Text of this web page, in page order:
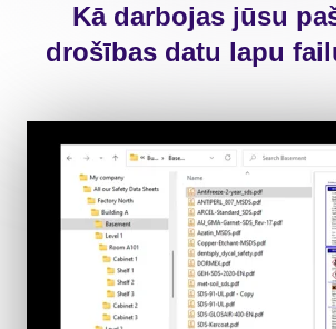
Kā darbojas jūsu
drošības datu lapu